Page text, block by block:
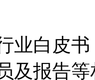
业白皮
及报告